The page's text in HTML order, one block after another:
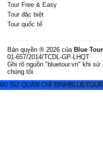
Tour Free & Easy
Tour đặc biệt
Tour quốc tế
Bản quyền ® 2026 của Blue Tour
01-657/2014/TCDL-GP-LHQT
Ghi rõ nguồn "bluetour.vn" khi
chúng tôi.
SỨ QUÁN CHỈ ĐỊNH BLUETOUR